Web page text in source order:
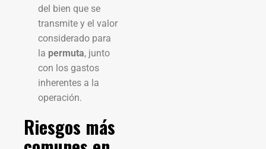
del bien que se
transmite y el valor
considerado para
la permuta, junto
con los gastos
inherentes a la
operación.
Riesgos más